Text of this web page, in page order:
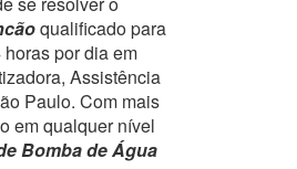
qualificado para
por dia em
Assistência
Paulo. Com mais
em qualquer nível
Bomba de Água